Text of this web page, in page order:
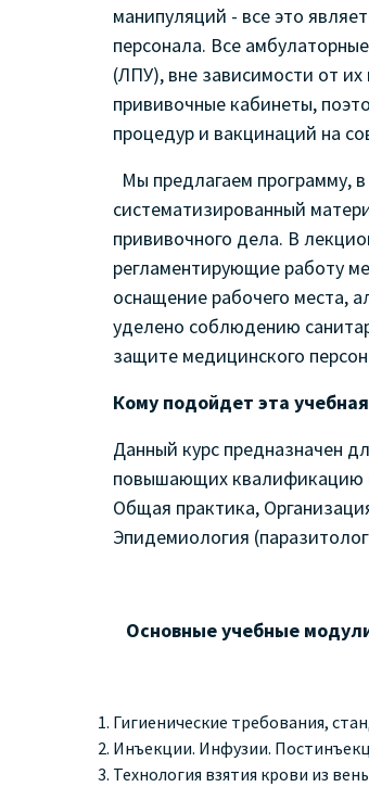
манипуляций - все это
персонала. Все
(ЛПУ), вне зависимости от
прививочные кабинеты,
процедур и вакцинаций на
Мы предлагаем программу,
систематизированный
прививочного дела. В
регламентирующие работу
оснащение рабочего места,
уделено соблюдению
защите медицинского
Кому подойдет эта
Данный курс предназначен
повышающих квалификацию
Общая практика,
Эпидемиология
Основные учебные
Гигиенические требования,
Инъекции. Инфузии.
Технология взятия крови из